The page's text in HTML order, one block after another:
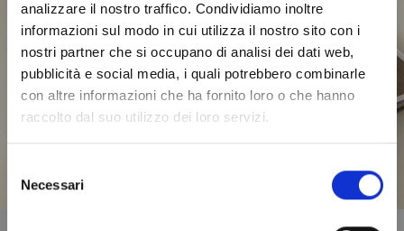
analizzare il nostro traffico. Condividiamo inoltre
informazioni sul modo in cui utilizza il nostro sito con i
nostri partner che si occupano di analisi dei dati web,
pubblicità e social media, i quali potrebbero combinarle
con altre informazioni che ha fornito loro o che hanno
raccolto dal suo utilizzo dei loro servizi.
delNecessari